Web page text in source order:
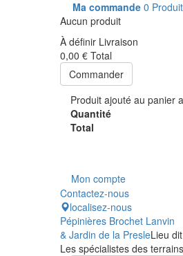
Ma commande 0 Produit
Aucun produit
À définir Livraison
0,00 € Total
Commander
Produit ajouté au panier
Quantité
Total
Mon compte
Contactez-nous
localisez-nous
Pépinières Brochet Lanvin
& Jardin de la PresleLieu
Les spécialistes des terrains